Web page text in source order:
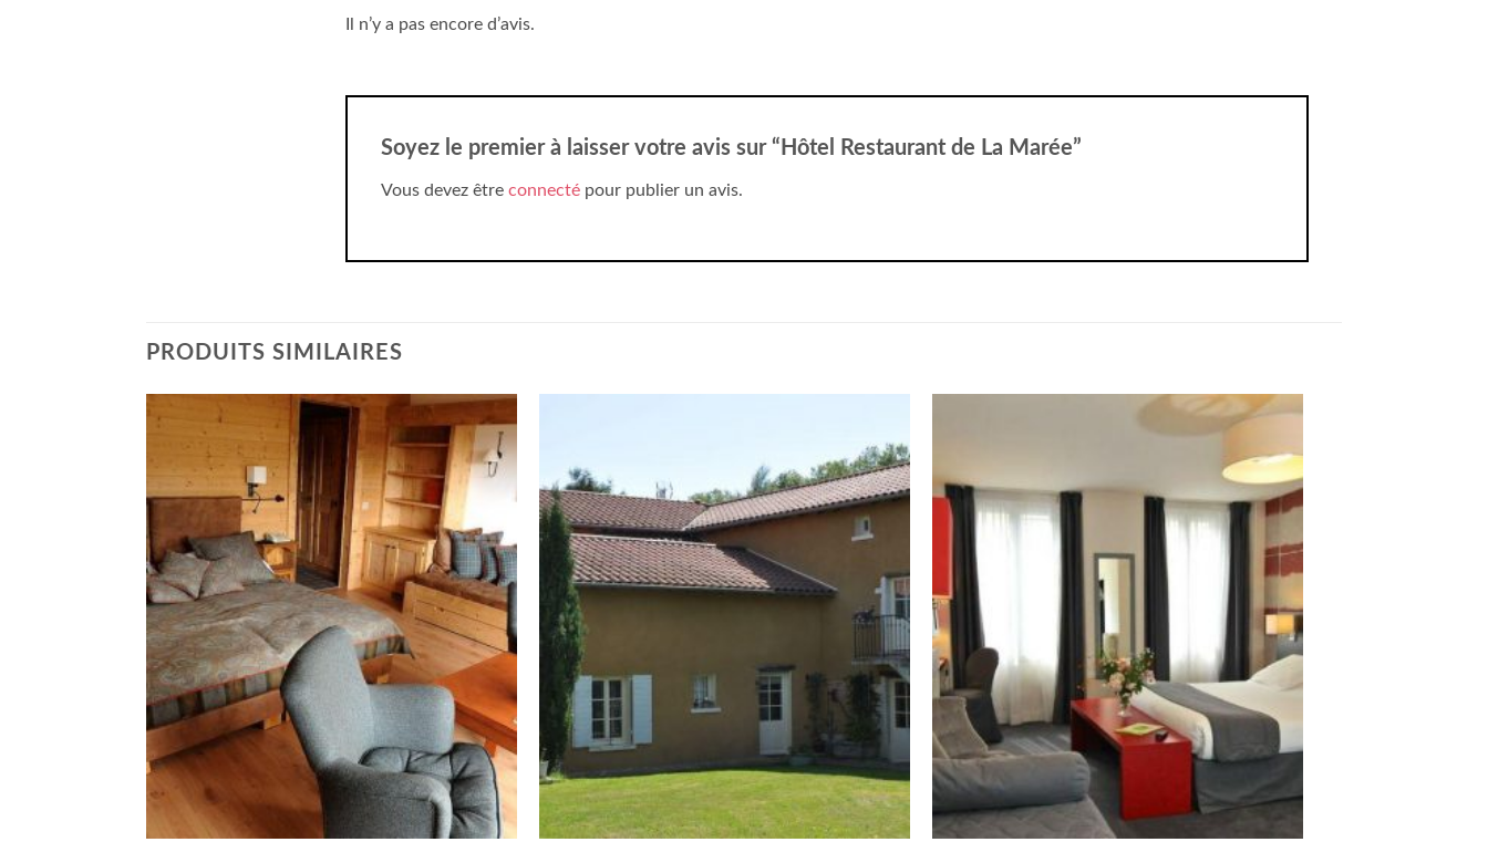
Il n’y a pas encore d’avis.
Soyez le premier à laisser votre avis sur “Hôtel Restaurant de La Marée”
Vous devez être connecté pour publier un avis.
PRODUITS SIMILAIRES